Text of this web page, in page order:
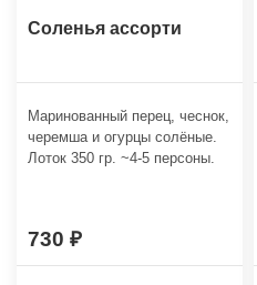
Соленья ассорти
Маринованный перец, чеснок,
черемша и огурцы солёные.
Лоток 350 гр. ~4-5 персоны.
730